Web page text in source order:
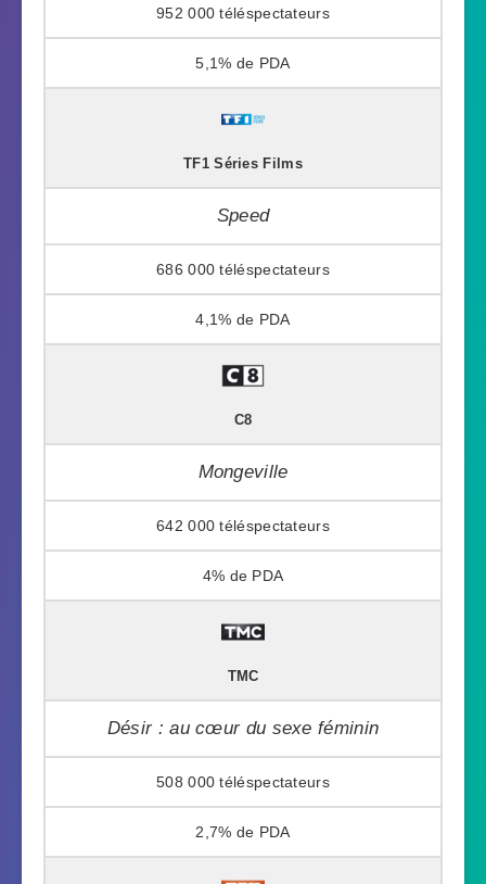
952 000
5,1%
TF1 Séries Films
Speed
686 000
4,1%
C8
Mongeville
642 000
4%
TMC
Désir : au cœur du sexe féminin
508 000
2,7%